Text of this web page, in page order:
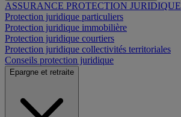
ASSURANCE PROTECTION JURIDIQUE
Protection juridique particuliers
Protection juridique immobilière
Protection juridique courtiers
Protection juridique collectivités territoriales
Conseils protection juridique
Epargne et retraite